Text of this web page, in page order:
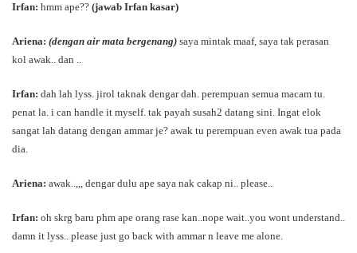
Irfan: hmm ape?? (jawab Irfan kasar)
Ariena: (dengan air mata bergenang) saya mintak maaf, saya tak perasan
kol awak.. dan ..
Irfan: dah lah lyss. jirol taknak dengar dah. perempuan semua macam tu.
penat la. i can handle it myself. tak payah susah2 datang sini. Ingat elok
sangat lah datang dengan ammar je? awak tu perempuan even awak tua pada
dia.
Ariena: awak..,,, dengar dulu ape saya nak cakap ni.. please..
Irfan: oh skrg baru phm ape orang rase kan..nope wait..you wont understand..
damn it lyss.. please just go back with ammar n leave me alone.